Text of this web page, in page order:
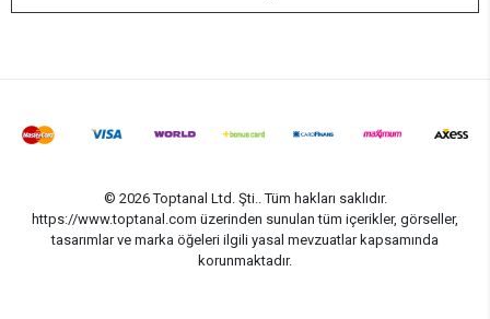
© 2026 Toptanal Ltd. Şti.. Tüm hakları saklıdır.
https://www.toptanal.com üzerinden sunulan tüm içerikler, görseller,
tasarımlar ve marka öğeleri ilgili yasal mevzuatlar kapsamında
korunmaktadır.